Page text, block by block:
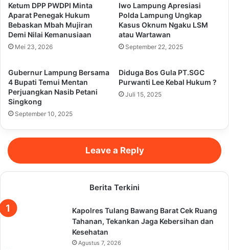
Ketum DPP PWDPI Minta
Aparat Penegak Hukum
Bebaskan Mbah Mujiran
Demi Nilai Kemanusiaan
Mei 23, 2026
Iwo Lampung Apresiasi
Polda Lampung Ungkap
Kasus Oknum Ngaku LSM
atau Wartawan
September 22, 2025
Gubernur Lampung Bersama
4 Bupati Temui Mentan
Perjuangkan Nasib Petani
Singkong
September 10, 2025
Diduga Bos Gula PT.SGC
Purwanti Lee Kebal Hukum ?
Juli 15, 2025
Leave a Reply
Berita Terkini
Kapolres Tulang Bawang Barat Cek Ruang
Tahanan, Tekankan Jaga Kebersihan dan
Kesehatan
Agustus 7, 2026